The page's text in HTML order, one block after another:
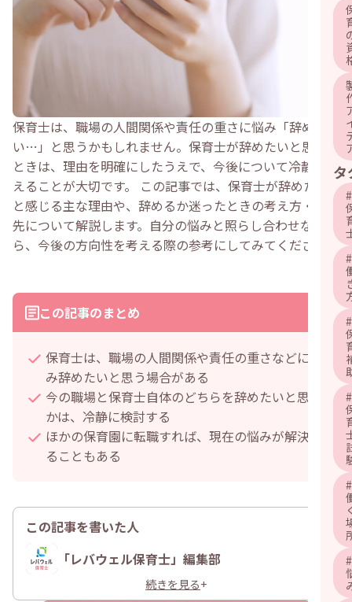
タ
#
#
#
#
#
#
保育士は、職場の人間関係や責任の重さに悩み「辞めた
い…」と思うかもしれません。保育士が辞めたいと思った
ときは、理由を明確にしたうえで、今後について冷静に考
えることが大切です。 この記事では、保育士が辞めたい
と感じる主な理由や、辞めるか迷ったときの考え方・相談
先について解説します。自分の悩みと照らし合わせなが
ら、今後の方向性を考える際の参考にしてみてください。
この記事のまとめ
保育士は、職場の人間関係や責任の重さなどに悩
み辞めたいと思う場合がある
今の職場と保育士自体のどちらを辞めたいと思う
かは、冷静に検討する
ほかの保育園に転職すれば、現在の悩みが解決す
ることもある
この記事を書いた人
A
「レバウェル保育士」編集部
続きを見る+